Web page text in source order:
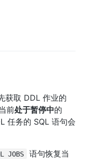
获取 DDL 作业的
前处于暂停中的
任务的 SQL 语句会
JOBS
语句恢复当